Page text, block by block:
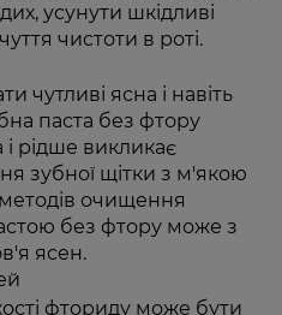
усунути шкідливі
чистоти в роті.
чутливі ясна і навіть
паста без фтору
рідше викликає
зубної щітки з м'якою
очищення
без фтору може з
ясен.
фториду може бути